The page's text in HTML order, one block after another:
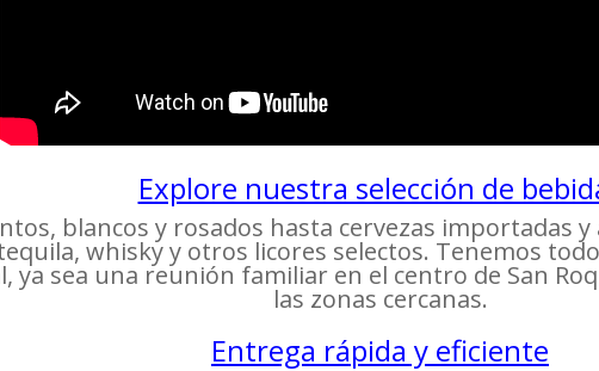
Explore nuestra selección de
blancos y rosados hasta cervezas importadas
whisky y otros licores selectos. Tenemos
ya sea una reunión familiar en el centro de San
las zonas cercanas.
Entrega rápida y eficiente